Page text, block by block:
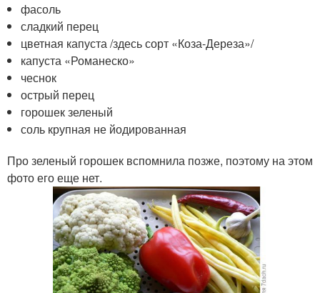
фасоль
сладкий перец
цветная капуста /здесь сорт «Коза-Дереза»/
капуста «Романеско»
чеснок
острый перец
горошек зеленый
соль крупная не йодированная
Про зеленый горошек вспомнила позже, поэтому на этом
фото его еще нет.